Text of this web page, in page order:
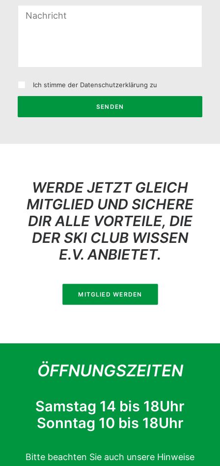
Ich stimme der Datenschutzerklärung zu
WERDE JETZT GLEICH
MITGLIED UND SICHERE
DIR ALLE VORTEILE, DIE
DER SKI CLUB WISSEN
E.V. ANBIETET.
MITGLIED WERDEN
ÖFFNUNGSZEITEN
Samstag 14 bis 18Uhr
Sonntag 10 bis 18Uhr
Bitte beachten Sie auch unsere Hinweise